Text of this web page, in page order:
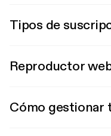
Tipos de
Reproductor
Cómo gestionar